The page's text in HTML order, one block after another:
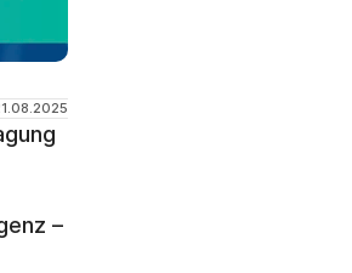
–